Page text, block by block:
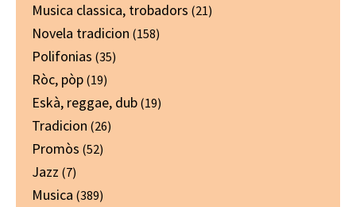
Musica classica, trobadors (21)
Novela tradicion (158)
Polifonias (35)
Ròc, pòp (19)
Eskà, reggae, dub (19)
Tradicion (26)
Promòs (52)
Jazz (7)
Musica (389)